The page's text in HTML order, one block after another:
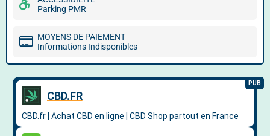
Parking PMR
MOYENS DE PAIEMENT
Informations Indisponibles